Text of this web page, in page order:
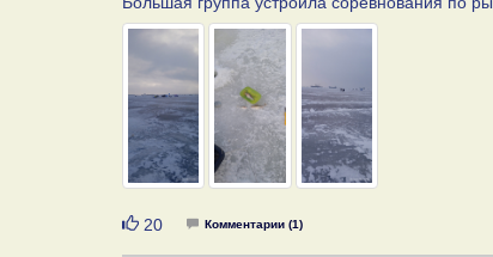
Нравится
20 Комментарии (1)